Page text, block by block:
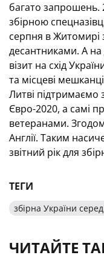
багато запрошень.
збірною
серпня в Житомирі
десантниками. А
візит на схід
та місцеві
Литві підтримаємо
Євро-2020, а самі
ветеранами.
Англії. Таким
звітний рік для
ТЕГИ
збірна України
ЧИТАЙТЕ